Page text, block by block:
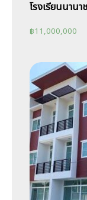
โรงเรียนนานา
฿11,000,000